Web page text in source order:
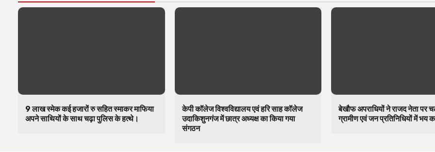
9 लाख स्मेक कई हजारों रु सहित स्माकर माफिया
अपने साथियों के साथ चढ़ा पुलिस के हत्थे।
केपी कॉलेज विश्वविद्यालय एवं हरि साह कॉलेज
उदाकिशुनगंज में छात्र अध्यक्ष का किया गया
संगठन
बेखौफ अपराधियों ने राजद नेता पर
ग्रामीण एवं जन प्रतिनिधियों में भय